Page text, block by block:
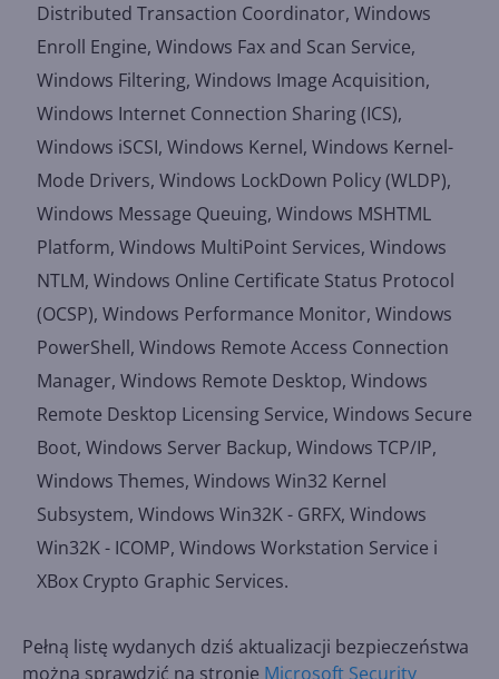
Distributed Transaction Coordinator, Windows
Enroll Engine, Windows Fax and Scan Service,
Windows Filtering, Windows Image Acquisition,
Windows Internet Connection Sharing (ICS),
Windows iSCSI, Windows Kernel, Windows Kernel-
Mode Drivers, Windows LockDown Policy (WLDP),
Windows Message Queuing, Windows MSHTML
Platform, Windows MultiPoint Services, Windows
NTLM, Windows Online Certificate Status Protocol
(OCSP), Windows Performance Monitor, Windows
PowerShell, Windows Remote Access Connection
Manager, Windows Remote Desktop, Windows
Remote Desktop Licensing Service, Windows Secure
Boot, Windows Server Backup, Windows TCP/IP,
Windows Themes, Windows Win32 Kernel
Subsystem, Windows Win32K - GRFX, Windows
Win32K - ICOMP, Windows Workstation Service i
XBox Crypto Graphic Services.
Pełną listę wydanych dziś aktualizacji bezpieczeństwa
można sprawdzić na stronie Microsoft Security